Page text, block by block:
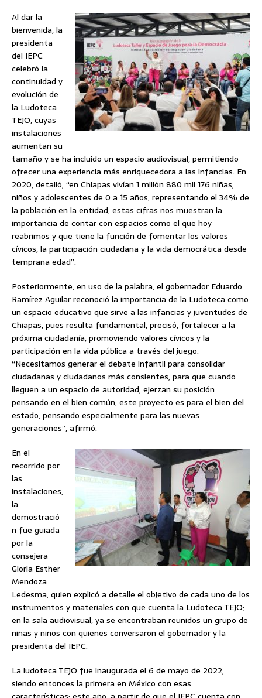
Al dar la
bienvenida, la
presidenta
del IEPC
celebró la
continuidad y
evolución de
la Ludoteca
TEJO, cuyas
instalaciones
aumentan su
tamaño y se ha incluido un espacio audiovisual, permitiendo
ofrecer una experiencia más enriquecedora a las infancias. En
2020, detalló, “en Chiapas vivían 1 millón 880 mil 176 niñas,
niños y adolescentes de 0 a 15 años, representando el 34% de
la población en la entidad, estas cifras nos muestran la
importancia de contar con espacios como el que hoy
reabrimos y que tiene la función de fomentar los valores
cívicos, la participación ciudadana y la vida democrática desde
temprana edad”.
Posteriormente, en uso de la palabra, el gobernador Eduardo
Ramírez Aguilar reconoció la importancia de la Ludoteca como
un espacio educativo que sirve a las infancias y juventudes de
Chiapas, pues resulta fundamental, precisó, fortalecer a la
próxima ciudadanía, promoviendo valores cívicos y la
participación en la vida pública a través del juego.
“Necesitamos generar el debate infantil para consolidar
ciudadanas y ciudadanos más consientes, para que cuando
lleguen a un espacio de autoridad, ejerzan su posición
pensando en el bien común, este proyecto es para el bien del
estado, pensando especialmente para las nuevas
generaciones”, afirmó.
En el
recorrido por
las
instalaciones,
la
demostració
n fue guiada
por la
consejera
Gloria Esther
Mendoza
Ledesma, quien explicó a detalle el objetivo de cada uno de los
instrumentos y materiales con que cuenta la Ludoteca TEJO;
en la sala audiovisual, ya se encontraban reunidos un grupo de
niñas y niños con quienes conversaron el gobernador y la
presidenta del IEPC.
La ludoteca TEJO fue inaugurada el 6 de mayo de 2022,
siendo entonces la primera en México con esas